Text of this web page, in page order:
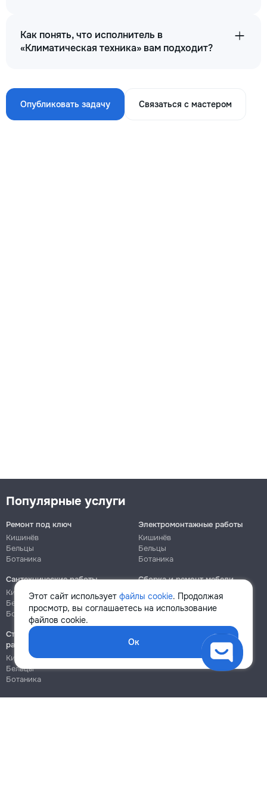
Как понять, что исполнитель в
«Климатическая техника» вам подходит?
Опубликовать задачу Связаться с мастером
Этот сайт использует файлы cookie. Продолжая
просмотр, вы соглашаетесь на использование
файлов cookie.
Ок
Популярные услуги
Ремонт под ключ
Кишинёв
Бельцы
Ботаника
Электромонтажные работы
Кишинёв
Бельцы
Ботаника
Сантехнические работы
Кишинёв
Бельцы
Ботаника
Сборка и ремонт мебели
Кишинёв
Ботаника
Строительно-монтажные
работы
Кишинёв
Бельцы
Ботаника